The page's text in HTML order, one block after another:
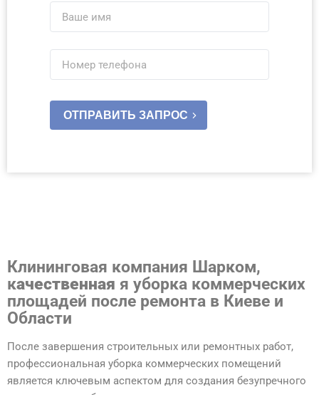
ОТПРАВИТЬ ЗАПРОС
Клининговая компания Шарком,
качественная я уборка коммерческих
площадей после ремонта в Киеве и
Области
После завершения строительных или ремонтных работ,
профессиональная уборка коммерческих помещений
является ключевым аспектом для создания безупречного